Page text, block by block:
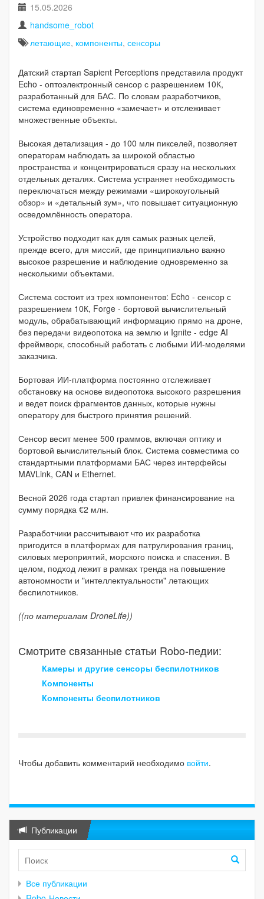
15.05.2026
handsome_robot
летающие, компоненты, сенсоры
Датский стартап Sapient Perceptions представила продукт
Echo - оптоэлектронный сенсор с разрешением 10К,
разработанный для БАС. По словам разработчиков,
система единовременно «замечает» и отслеживает
множественные объекты.
Высокая детализация - до 100 млн пикселей, позволяет
операторам наблюдать за широкой областью
пространства и концентрироваться сразу на нескольких
отдельных деталях. Система устраняет необходимость
переключаться между режимами «широкоугольный
обзор» и «детальный зум», что повышает ситуационную
осведомлённость оператора.
Устройство подходит как для самых разных целей,
прежде всего, для миссий, где принципиально важно
высокое разрешение и наблюдение одновременно за
несколькими объектами.
Система состоит из трех компонентов: Echo - сенсор с
разрешением 10К, Forge - бортовой вычислительный
модуль, обрабатывающий информацию прямо на дроне,
без передачи видеопотока на землю и Ignite - edge AI
фреймворк, способный работать с любыми ИИ-моделями
заказчика.
Бортовая ИИ-платформа постоянно отслеживает
обстановку на основе видеопотока высокого разрешения
и ведет поиск фрагментов данных, которые нужны
оператору для быстрого принятия решений.
Сенсор весит менее 500 граммов, включая оптику и
бортовой вычислительный блок. Система совместима со
стандартными платформами БАС через интерфейсы
MAVLink, CAN и Ethernet.
Весной 2026 года стартап привлек финансирование на
сумму порядка €2 млн.
Разработчики рассчитывают что их разработка
пригодится в платформах для патрулирования границ,
силовых мероприятий, морского поиска и спасения. В
целом, подход лежит в рамках тренда на повышение
автономности и "интеллектуальности" летающих
беспилотников.
((по материалам DroneLife))
Смотрите связанные статьи Robo-педии:
Камеры и другие сенсоры беспилотников
Компоненты
Компоненты беспилотников
Чтобы добавить комментарий необходимо войти.
Публикации
Все публикации